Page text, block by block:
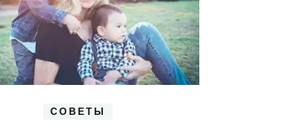
СОВЕТЫ